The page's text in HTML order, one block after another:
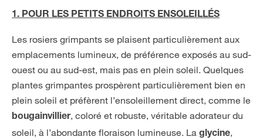
1. POUR LES PETITS ENDROITS ENSOLEILLÉS
Les rosiers grimpants se plaisent particulièrement aux
emplacements lumineux, de préférence exposés au sud-
ouest ou au sud-est, mais pas en plein soleil. Quelques
plantes grimpantes prospèrent particulièrement bien en
plein soleil et préfèrent l’ensoleillement direct, comme le
bougainvillier, coloré et robuste, véritable adorateur du
soleil, à l’abondante floraison lumineuse. La glycine,